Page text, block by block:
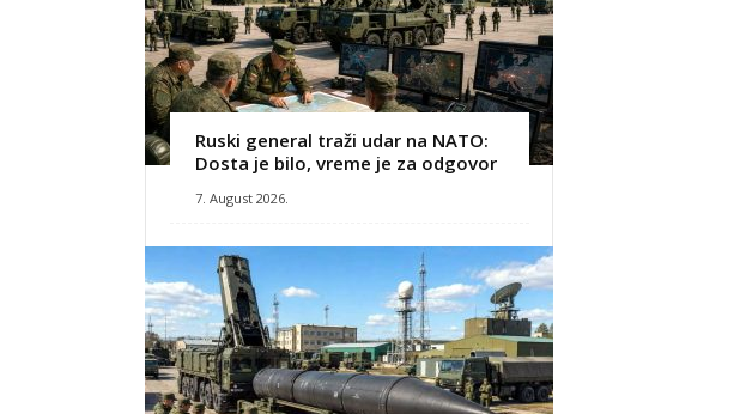
Ruski general traži udar na NATO:
Dosta je bilo, vreme je za odgovor
7. August 2026.